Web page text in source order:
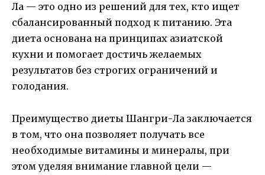
Ла — это одно из решений для тех, кто ищет
сбалансированный подход к питанию. Эта
диета основана на принципах азиатской
кухни и помогает достичь желаемых
результатов без строгих ограничений и
голодания.
Преимущество диеты Шангри-Ла заключается
в том, что она позволяет получать все
необходимые витамины и минералы, при
этом уделяя внимание главной цели —